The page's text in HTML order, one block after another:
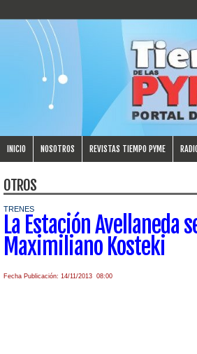
INICIO NOSOTROS REVISTAS TIEMPO PYME
OTROS
TRENES
La Estación Avellaneda
Maximiliano Kosteki
Fecha Publicación: 14/11/2013 08:00